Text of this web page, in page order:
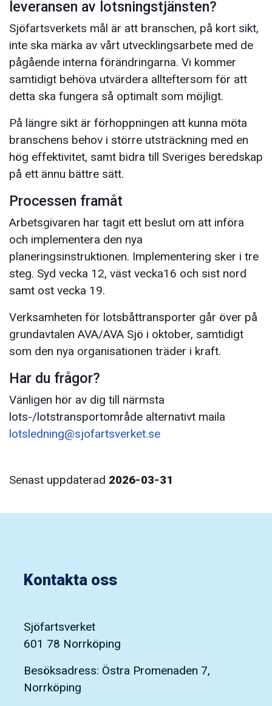
leveransen av lotsningstjänsten?
Sjöfartsverkets mål är att branschen, på kort sikt,
inte ska märka av vårt utvecklingsarbete med de
pågående interna förändringarna. Vi kommer
samtidigt behöva utvärdera allteftersom för att
detta ska fungera så optimalt som möjligt.
På längre sikt är förhoppningen att kunna möta
branschens behov i större utsträckning med en
hög effektivitet, samt bidra till Sveriges beredskap
på ett ännu bättre sätt.
Processen framåt
Arbetsgivaren har tagit ett beslut om att införa
och implementera den nya
planeringsinstruktionen. Implementering sker i tre
steg. Syd vecka 12, väst vecka16 och sist nord
samt ost vecka 19.
Verksamheten för lotsbåttransporter går över på
grundavtalen AVA/AVA Sjö i oktober, samtidigt
som den nya organisationen träder i kraft.
Har du frågor?
Vänligen hör av dig till närmsta
lots-/lotstransportområde alternativt maila
lotsledning@sjofartsverket.se
Senast uppdaterad 2026-03-31
Kontakta oss
Sjöfartsverket
601 78 Norrköping
Besöksadress: Östra Promenaden 7,
Norrköping